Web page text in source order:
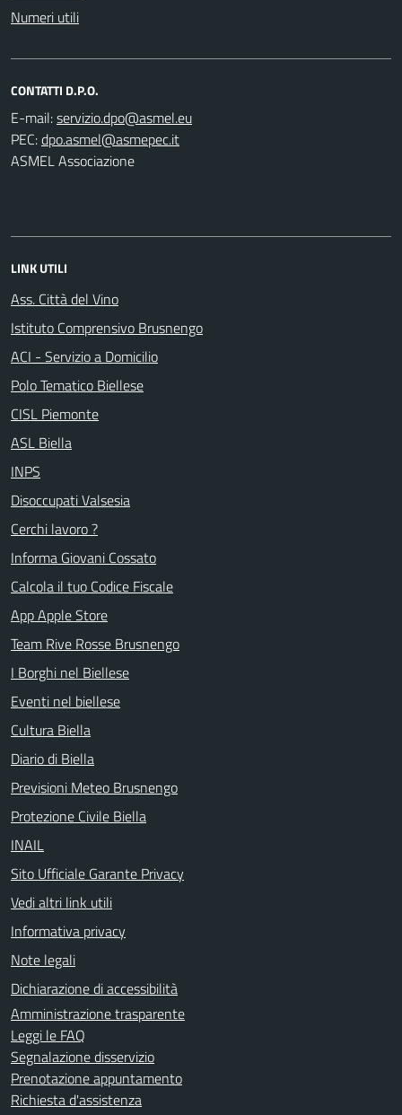
Numeri utili
CONTATTI D.P.O.
E-mail:
PEC:
ASMEL Associazione
LINK UTILI
Ass. Città del Vino
Istituto Comprensivo Brusnengo
ACI - Servizio a Domicilio
Polo Tematico Biellese
CISL Piemonte
ASL Biella
INPS
Disoccupati Valsesia
Cerchi lavoro ?
Informa Giovani Cossato
Calcola il tuo Codice Fiscale
App Apple Store
Team Rive Rosse Brusnengo
I Borghi nel Biellese
Eventi nel biellese
Cultura Biella
Diario di Biella
Previsioni Meteo Brusnengo
Protezione Civile Biella
INAIL
Sito Ufficiale Garante Privacy
Vedi altri link utili
Informativa privacy
Note legali
Dichiarazione di accessibilità
Amministrazione trasparente
Leggi le FAQ
Segnalazione disservizio
Prenotazione appuntamento
Richiesta d'assistenza